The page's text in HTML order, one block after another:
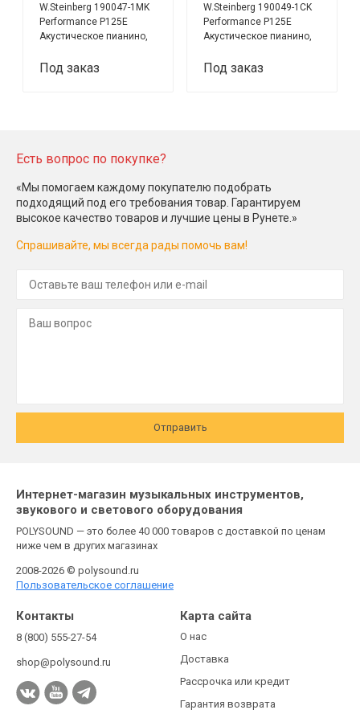
W.Steinberg 190047-1MK
Performance P125E
Акустическое пианино,
Под заказ
W.Steinberg 190049-1CK
Performance P125E
Акустическое пианино,
Под заказ
Есть вопрос по покупке?
«Мы помогаем каждому покупателю подобрать
подходящий под его требования товар. Гарантируем
высокое качество товаров и лучшие цены в Рунете.»
Спрашивайте, мы всегда рады помочь вам!
Отправить
Интернет-магазин музыкальных инструментов,
звукового и светового оборудования
POLYSOUND — это более 40 000 товаров с доставкой по ценам
ниже чем в других магазинах
2008-2026 © polysound.ru
Пользовательское соглашение
Контакты
8 (800) 555-27-54
shop@polysound.ru
Карта сайта
О нас
Доставка
Рассрочка или кредит
Гарантия возврата